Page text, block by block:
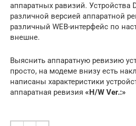
аппаратных равизий. Устройства
различной версией аппаратной
различный WEB-интерфейс по
внешне.
Выяснить аппаратную ревизию
просто, на модеме внизу есть
написаны характеристики
аппаратная ревизия «H/W Ver.:»